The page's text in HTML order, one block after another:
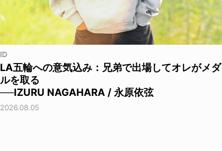
ID
LA五輪への意気込み：兄弟で出場してオレがメダ
ルを取る
──IZURU NAGAHARA / 永原依弦
2026.08.05